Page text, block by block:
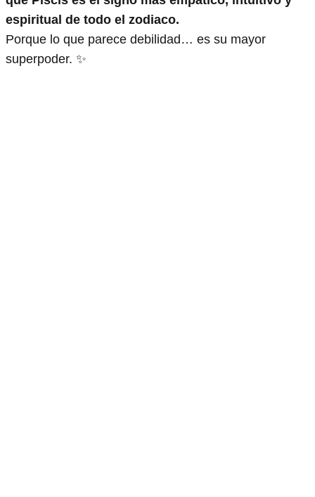
espiritual de todo el zodiaco.
Porque lo que parece debilidad… es su mayor
superpoder. ✨